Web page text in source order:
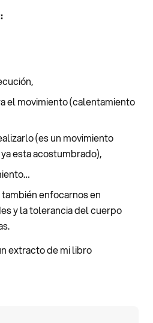
el movimiento (calentamiento
(es un movimiento
esta acostumbrado),
enfocarnos en
y la tolerancia del cuerpo
extracto de mi libro